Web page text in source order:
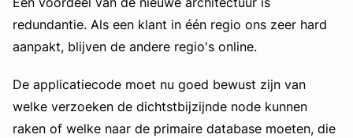
redundantie. Als een klant in één regio ons zeer hard
aanpakt, blijven de andere regio's online.
De applicatiecode moet nu goed bewust zijn van
welke verzoeken de dichtstbijzijnde node kunnen
raken of welke naar de primaire database moeten, die